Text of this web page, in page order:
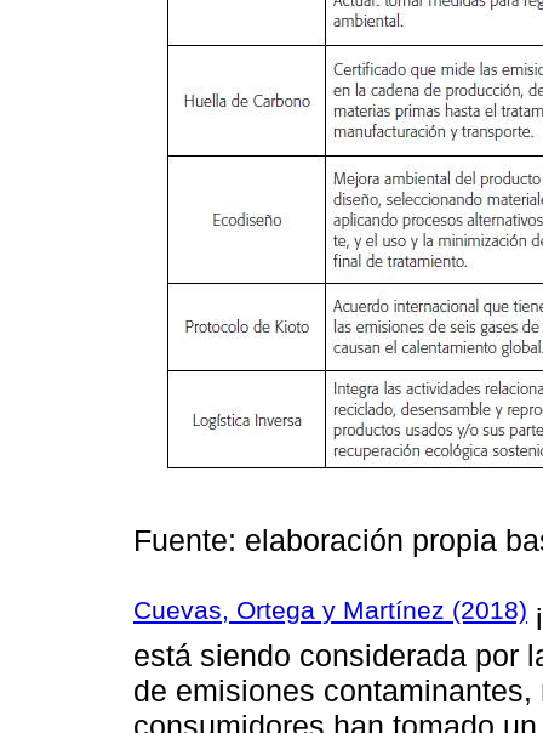
Fuente: elaboración propia
Cuevas, Ortega y Martínez (2018)
está siendo considerada por
de emisiones
consumidores han tomado